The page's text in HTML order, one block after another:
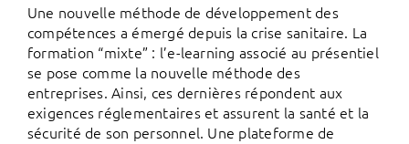
Une nouvelle méthode de développement des
compétences a émergé depuis la crise sanitaire. La
formation “mixte” : l’e-learning associé au présentiel
se pose comme la nouvelle méthode des
entreprises. Ainsi, ces dernières répondent aux
exigences réglementaires et assurent la santé et la
sécurité de son personnel. Une plateforme de